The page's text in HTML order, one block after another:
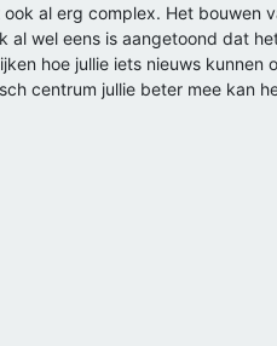
al erg complex. Het bouwen
al wel eens is aangetoond dat
hoe jullie iets nieuws
centrum jullie beter mee kan